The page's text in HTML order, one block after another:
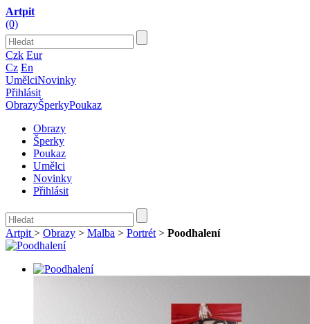
Artpit
(0)
Czk Eur
Cz En
UmělciNovinky
Přihlásit
ObrazyŠperkyPoukaz
Obrazy
Šperky
Poukaz
Umělci
Novinky
Přihlásit
Artpit > Obrazy > Malba > Portrét > Poodhalení